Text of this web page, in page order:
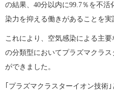
の結果、40分以内に99.7％を不
染力を抑える働きがあることを実
これにより、空気感染による主
の分類型においてプラズマクラ
ができました。
｢プラズマクラスターイオン技術